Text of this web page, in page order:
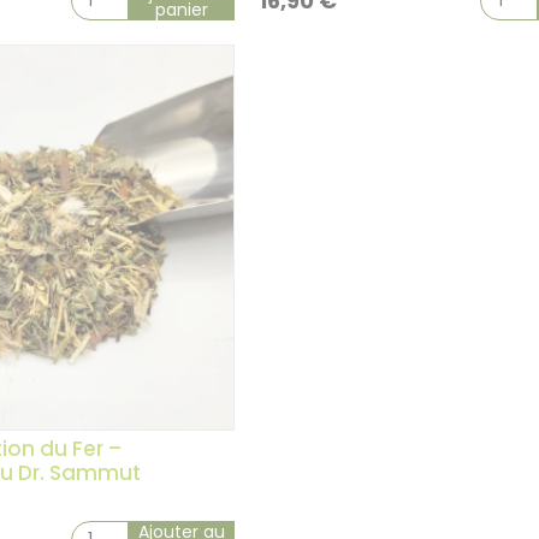
panier
du Fer –
Dr. Sammut
Ajouter au